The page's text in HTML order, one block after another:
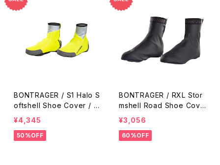
BONTRAGER / S1 Halo S
oftshell Shoe Cover / Vi
sibility Yellow
¥4,345
50%OFF
BONTRAGER / RXL Stor
mshell Road Shoe Cove
r / Black
¥3,056
60%OFF